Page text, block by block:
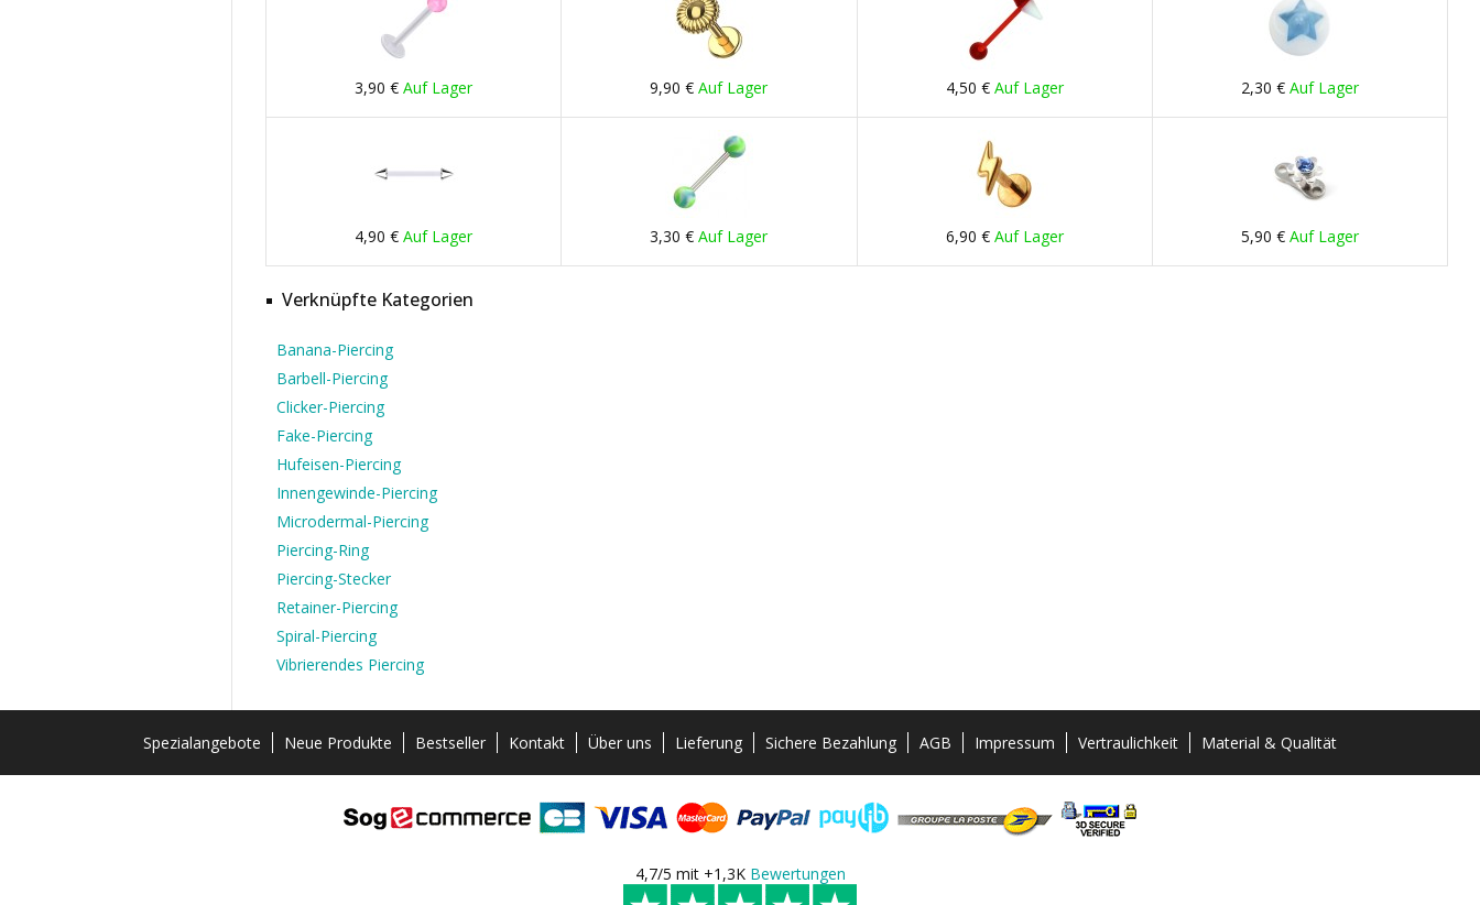
3,90 €Auf Lager 9,90 €Auf Lager 4,50 € Auf Lager 2,30 € Auf Lager
4,90 €Auf Lager 3,30 €Auf Lager 6,90 € Auf Lager 5,90 € Auf Lager
Verknüpfte Kategorien
Banana-Piercing
Barbell-Piercing
Clicker-Piercing
Fake-Piercing
Hufeisen-Piercing
Innengewinde-Piercing
Microdermal-Piercing
Piercing-Ring
Piercing-Stecker
Retainer-Piercing
Spiral-Piercing
Vibrierendes Piercing
Spezialangebote Neue Produkte Bestseller Kontakt Über uns Lieferung Sichere Bezahlung AGB Impressum Vertraulichkeit Material & Qualität
4,7/5 mit +1,3K Bewertungen